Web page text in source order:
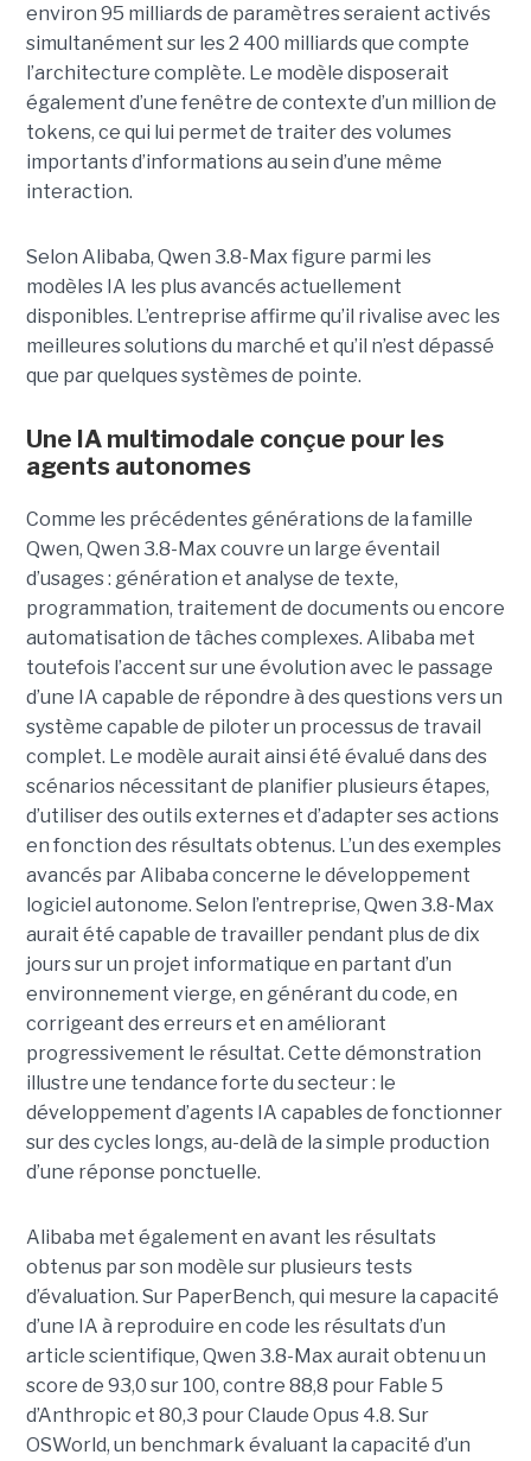
environ 95 milliards de paramètres seraient activés
simultanément sur les 2 400 milliards que compte
l’architecture complète. Le modèle disposerait
également d’une fenêtre de contexte d’un million de
tokens, ce qui lui permet de traiter des volumes
importants d’informations au sein d’une même
interaction.
Selon Alibaba, Qwen 3.8-Max figure parmi les
modèles IA les plus avancés actuellement
disponibles. L’entreprise affirme qu’il rivalise avec les
meilleures solutions du marché et qu’il n’est dépassé
que par quelques systèmes de pointe.
Une IA multimodale conçue pour les
agents autonomes
Comme les précédentes générations de la famille
Qwen, Qwen 3.8-Max couvre un large éventail
d’usages : génération et analyse de texte,
programmation, traitement de documents ou encore
automatisation de tâches complexes. Alibaba met
toutefois l’accent sur une évolution avec le passage
d’une IA capable de répondre à des questions vers un
système capable de piloter un processus de travail
complet. Le modèle aurait ainsi été évalué dans des
scénarios nécessitant de planifier plusieurs étapes,
d’utiliser des outils externes et d’adapter ses actions
en fonction des résultats obtenus. L’un des exemples
avancés par Alibaba concerne le développement
logiciel autonome. Selon l’entreprise, Qwen 3.8-Max
aurait été capable de travailler pendant plus de dix
jours sur un projet informatique en partant d’un
environnement vierge, en générant du code, en
corrigeant des erreurs et en améliorant
progressivement le résultat. Cette démonstration
illustre une tendance forte du secteur : le
développement d’agents IA capables de fonctionner
sur des cycles longs, au-delà de la simple production
d’une réponse ponctuelle.
Alibaba met également en avant les résultats
obtenus par son modèle sur plusieurs tests
d’évaluation. Sur PaperBench, qui mesure la capacité
d’une IA à reproduire en code les résultats d’un
article scientifique, Qwen 3.8-Max aurait obtenu un
score de 93,0 sur 100, contre 88,8 pour Fable 5
d’Anthropic et 80,3 pour Claude Opus 4.8. Sur
OSWorld, un benchmark évaluant la capacité d’un